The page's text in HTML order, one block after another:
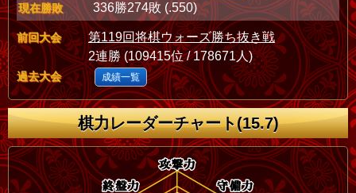
現在勝敗 336勝274敗 (.550)
前回大会
第119回将棋ウォーズ勝ち抜き戦
2連勝 (109415位 / 178671人)
過去大会 成績一覧
棋力レーダーチャート(15.7)